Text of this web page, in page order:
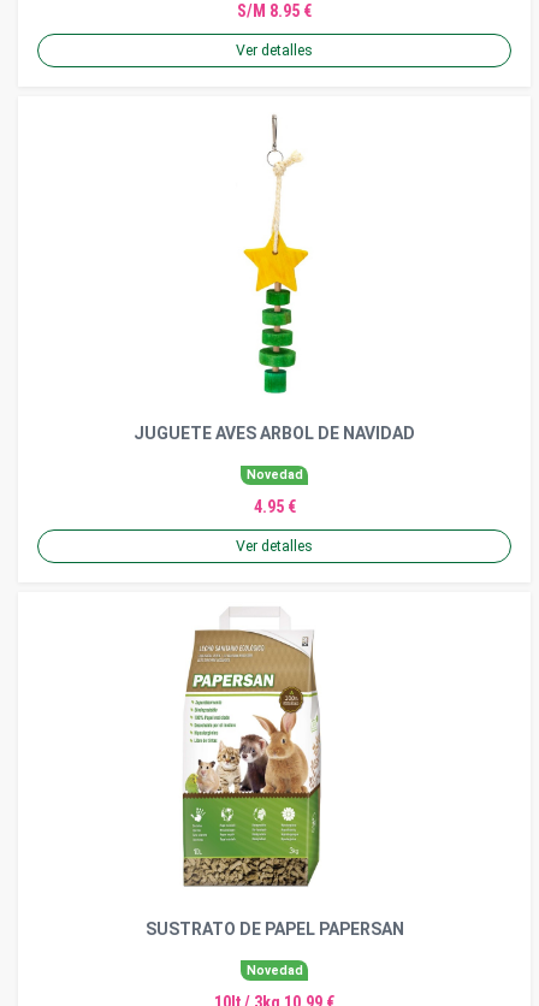
S/M 8.95 €
Ver detalles
JUGUETE AVES ARBOL DE NAVIDAD
Novedad
4.95 €
Ver detalles
SUSTRATO DE PAPEL PAPERSAN
Novedad
10lt / 3kg 10.99 €